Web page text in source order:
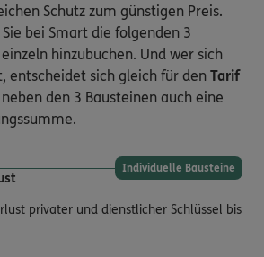
Schutz zum günstigen Preis.
bei Smart die folgenden 3
hinzubuchen. Und wer sich
entscheidet sich gleich für den Tarif
den 3 Bausteinen auch eine
Individuelle Bausteine
privater und dienstlicher Schlüssel bis